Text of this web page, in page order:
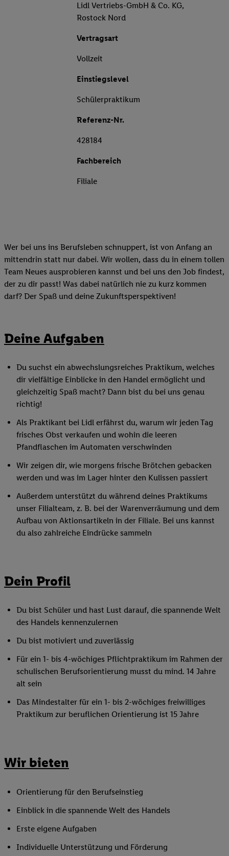
Lidl Vertriebs-GmbH & Co. KG,
Rostock Nord
Vertragsart
Vollzeit
Einstiegslevel
Schülerpraktikum
Referenz-Nr.
428184
Fachbereich
Filiale
Wer bei uns ins Berufsleben schnuppert, ist von Anfang an
mittendrin statt nur dabei. Wir wollen, dass du in einem tollen
Team Neues ausprobieren kannst und bei uns den Job findest,
der zu dir passt! Was dabei natürlich nie zu kurz kommen
darf? Der Spaß und deine Zukunftsperspektiven!
Deine Aufgaben
Du suchst ein abwechslungsreiches Praktikum, welches
dir vielfältige Einblicke in den Handel ermöglicht und
gleichzeitig Spaß macht? Dann bist du bei uns genau
richtig!
Als Praktikant bei Lidl erfährst du, warum wir jeden Tag
frisches Obst verkaufen und wohin die leeren
Pfandflaschen im Automaten verschwinden
Wir zeigen dir, wie morgens frische Brötchen gebacken
werden und was im Lager hinter den Kulissen passiert
Außerdem unterstützt du während deines Praktikums
unser Filialteam, z. B. bei der Warenverräumung und dem
Aufbau von Aktionsartikeln in der Filiale. Bei uns kannst
du also zahlreiche Eindrücke sammeln
Dein Profil
Du bist Schüler und hast Lust darauf, die spannende Welt
des Handels kennenzulernen
Du bist motiviert und zuverlässig
Für ein 1- bis 4-wöchiges Pflichtpraktikum im Rahmen der
schulischen Berufsorientierung musst du mind. 14 Jahre
alt sein
Das Mindestalter für ein 1- bis 2-wöchiges freiwilliges
Praktikum zur beruflichen Orientierung ist 15 Jahre
Wir bieten
Orientierung für den Berufseinstieg
Einblick in die spannende Welt des Handels
Erste eigene Aufgaben
Individuelle Unterstützung und Förderung